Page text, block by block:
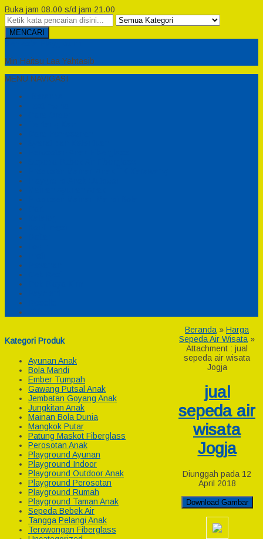
Buka jam 08.00 s/d jam 21.00
MENCARI
Min Haitsu Laa Yahtasib
MENU NAVIGASI
Kategori Produk
Ayunan Anak
Bola Mandi
Ember Tumpah
Gawang Putsal Anak
Jembatan Goyang Anak
Jungkitan Anak
Mainan Bola Dunia
Mangkok Putar
Patung Maskot Fiberglass
Perosotan Anak
Playground Ayunan
Playground Indoor
Playground Outdoor Anak
Playground Perosotan
Playground Rumah
Playground Taman Anak
Sepeda Bebek Air
Tangga Pelangi Anak
Terowongan Fiberglass
Beranda » Harga
Sepeda Air Wisata »
Attachment : jual
sepeda air wisata
Jogja
jual
sepeda air
wisata
Jogja
Diunggah pada 12
April 2018
Download Gambar